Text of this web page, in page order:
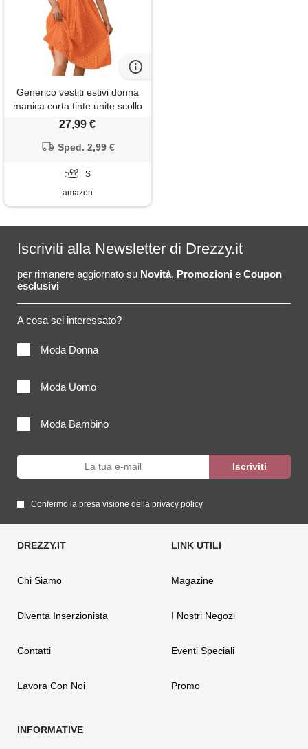
Generico vestiti estivi donna
manica corta tinte unite scollo
a v - moda donna 2026 vestiti
summer dress classic
casual vacanze arancio s
27,99 €
Sped. 2,99 €
S
amazon
Iscriviti alla Newsletter di Drezzy.it
per rimanere aggiornato su Novità, Promozioni e Coupon
esclusivi
A cosa sei interessato?
Moda Donna
Moda Uomo
Moda Bambino
Confermo la presa visione della privacy policy
Chi Siamo
Diventa Inserzionista
Contatti
Lavora Con Noi
Magazine
I Nostri Negozi
Eventi Speciali
Promo